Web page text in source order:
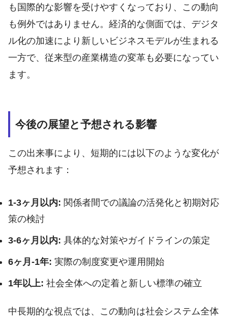
も国際的な影響を受けやすくなっており、この動向
も例外ではありません。経済的な側面では、デジタ
ル化の加速により新しいビジネスモデルが生まれる
一方で、従来型の産業構造の変革も必要になってい
ます。
今後の展望と予想される影響
この出来事により、短期的には以下のような変化が
予想されます：
1-3ヶ月以内: 関係者間での議論の活発化と初期対応
策の検討
3-6ヶ月以内: 具体的な対策やガイドラインの策定
6ヶ月-1年: 実際の制度変更や運用開始
1年以上: 社会全体への定着と新しい標準の確立
中長期的な視点では、この動向は社会システム全体